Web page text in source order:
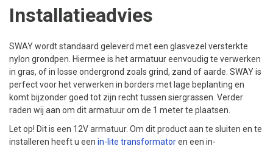
Installatieadvies
SWAY wordt standaard geleverd met een glasvezel versterkte
nylon grondpen. Hiermee is het armatuur eenvoudig te verwerken
in gras, of in losse ondergrond zoals grind, zand of aarde. SWAY is
perfect voor het verwerken in borders met lage beplanting en
komt bijzonder goed tot zijn recht tussen siergrassen. Verder
raden wij aan om dit armatuur om de 1 meter te plaatsen.
Let op! Dit is een 12V armatuur. Om dit product aan te sluiten en te
installeren heeft u een in-lite transformatoren een in-